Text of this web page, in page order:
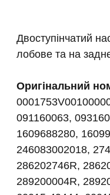
Двоступінчатий
лобове та на
Оригінальний
091160063,
1609688280,
246083002018,
286202746R,
289200004R,